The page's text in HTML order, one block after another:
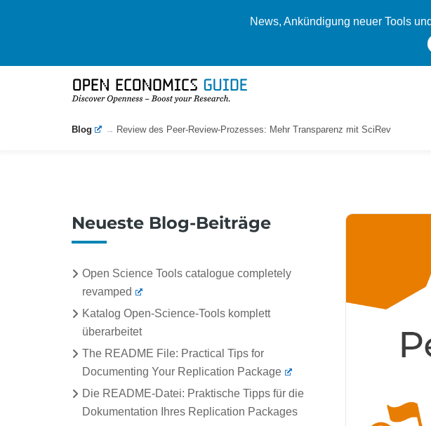
News, Ankündigung neuer Tools
Blog Review des Peer-Review-Prozesses: Mehr Transparenz mit SciRev
Neueste Blog-Beiträge
Open Science Tools catalogue completely
revamped
Katalog Open-Science-Tools komplett
überarbeitet
The README File: Practical Tips for
Documenting Your Replication Package
Die README-Datei: Praktische Tipps für die
Dokumentation Ihres Replication Packages